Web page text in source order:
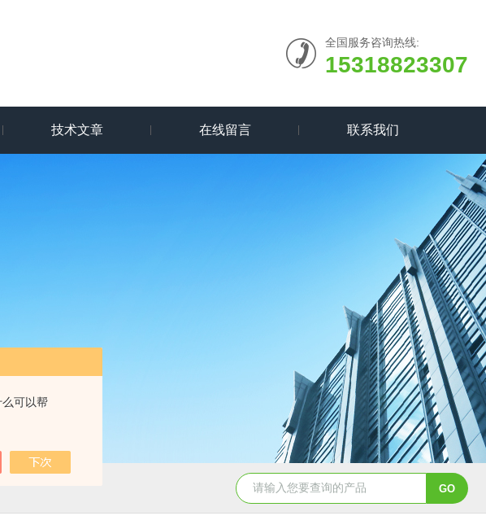
可以帮
全国服务咨询热线:
15318823307
技术文章 在线留言 联系我们